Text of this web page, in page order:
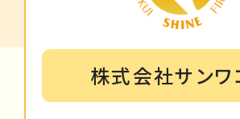
株式会社サンワ